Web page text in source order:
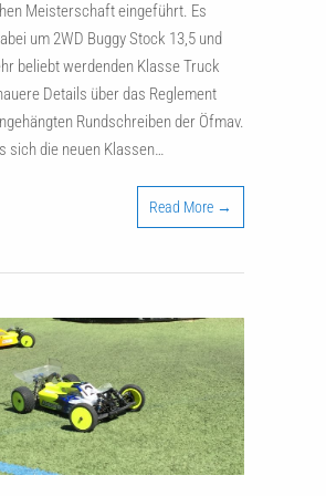
Meisterschaft eingeführt. Es
um 2WD Buggy Stock 13,5 und
beliebt werdenden Klasse Truck
Details über das Reglement
Rundschreiben der Öfmav.
sich die neuen Klassen…
Read More →